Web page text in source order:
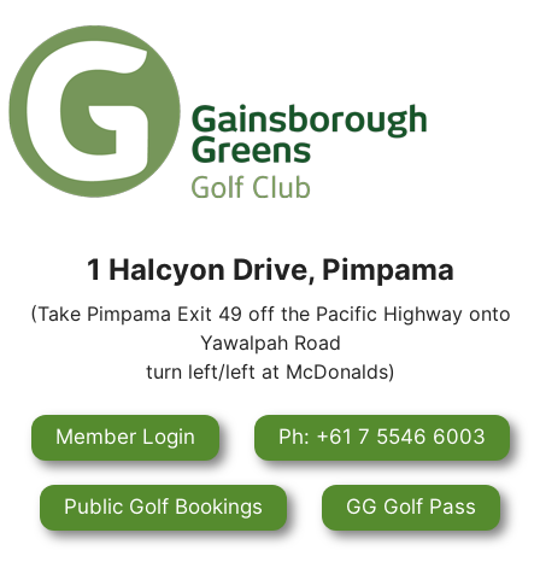
1 Halcyon Drive, Pimpama
(Take Pimpama Exit 49 off the Pacific Highway onto
Yawalpah Road
turn left/left at McDonalds)
Member Login Ph: +61 7 5546 6003
Public Golf Bookings GG Golf Pass